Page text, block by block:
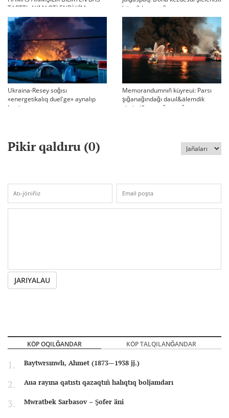
TARTTI. AYMAQTI ENDİ KİM
BASQARADI?
bäseñdete me?
Ukraina-Resey soğısı
«energetikalıq duel'ge» aynalıp
ketti
Memorandumnıñ küyreui: Parsı
şığanağındağı dauıl&älemdik
tärtiptiñ sın sağatı soğıp twr
Pikir qaldıru (0)
JARIYALAU
KÖP OQILĞANDAR KÖP TALQILANĞANDAR
Baytwrsınwlı, Ahmet (1873—1938 jj.)
Aua rayına qatıstı qazaqtıñ halıqtıq boljamdarı
Mwratbek Sarbasov – Şofer äni